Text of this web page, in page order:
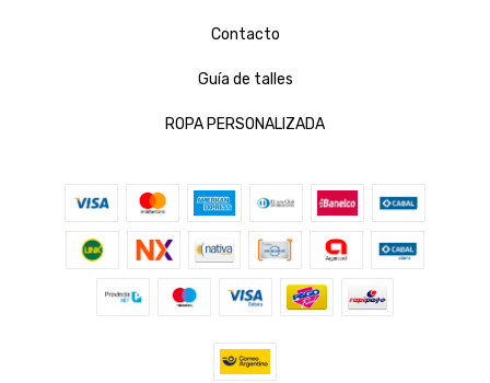
Contacto
Guía de talles
ROPA PERSONALIZADA